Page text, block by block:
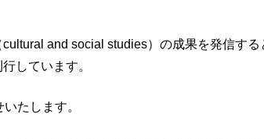
and social studies）の成果を発信す
しています。
たします。